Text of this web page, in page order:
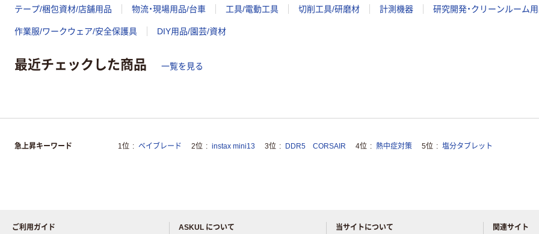
テープ/梱包資材/店舗用品 物流・現場用品/台車 工具/電動工具 切削工具/研磨材 計測機器 研究開発・クリーンルーム
作業服/ワークウェア/安全保護具 DIY用品/園芸/資材
最近チェックした商品 一覧を見る
急上昇キーワード 1位 ベイブレード 2位 instax mini13 3位 DDR5 CORSAIR 4位 熱中症対策 5位 塩分タブレット
ご利用ガイド
ASKUL について
当サイトについて
関連サイト